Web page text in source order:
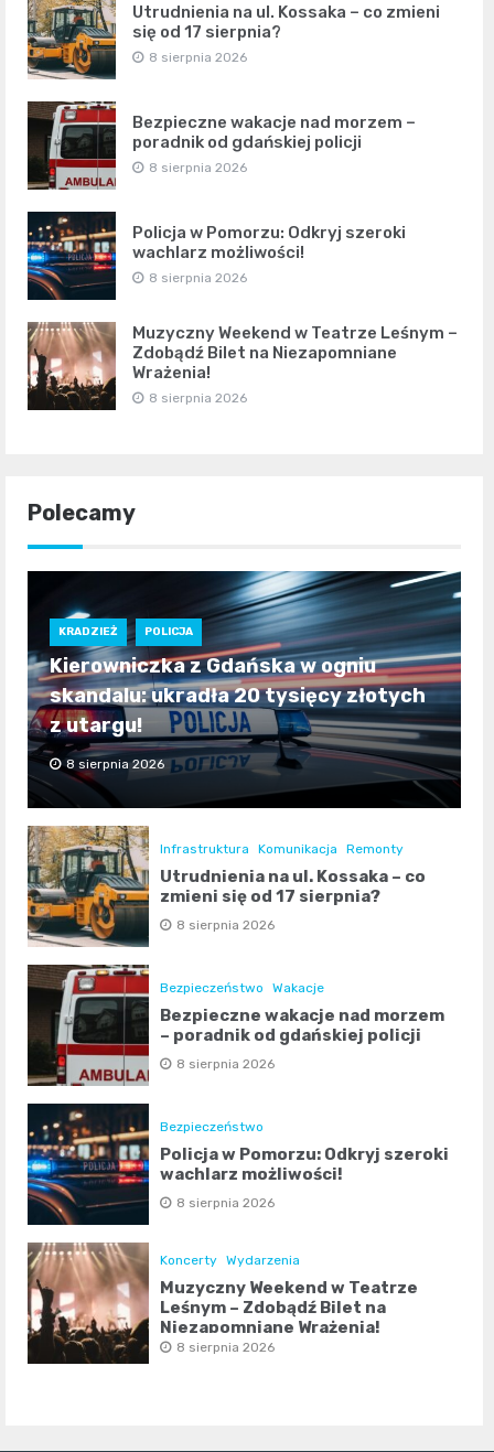
Utrudnienia na ul. Kossaka – co zmieni
się od 17 sierpnia?
8 sierpnia 2026
Bezpieczne wakacje nad morzem –
poradnik od gdańskiej policji
8 sierpnia 2026
Policja w Pomorzu: Odkryj szeroki
wachlarz możliwości!
8 sierpnia 2026
Muzyczny Weekend w Teatrze Leśnym –
Zdobądź Bilet na Niezapomniane
Wrażenia!
8 sierpnia 2026
Polecamy
KRADZIEŻ POLICJA
Kierowniczka z Gdańska w ogniu
skandalu: ukradła 20 tysięcy złotych
z utargu!
8 sierpnia 2026
Infrastruktura Komunikacja Remonty
Utrudnienia na ul. Kossaka – co
zmieni się od 17 sierpnia?
8 sierpnia 2026
Bezpieczeństwo Wakacje
Bezpieczne wakacje nad morzem
– poradnik od gdańskiej policji
8 sierpnia 2026
Bezpieczeństwo
Policja w Pomorzu: Odkryj szeroki
wachlarz możliwości!
8 sierpnia 2026
Koncerty Wydarzenia
Muzyczny Weekend w Teatrze
Leśnym – Zdobądź Bilet na
Niezapomniane Wrażenia!
8 sierpnia 2026